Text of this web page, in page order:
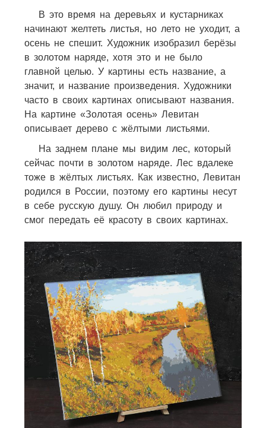
В это время на деревьях и кустарниках
начинают желтеть листья, но лето не уходит, а
осень не спешит. Художник изобразил берёзы
в золотом наряде, хотя это и не было
главной целью. У картины есть название, а
значит, и название произведения. Художники
часто в своих картинах описывают названия.
На картине «Золотая осень» Левитан
описывает дерево с жёлтыми листьями.
На заднем плане мы видим лес, который
сейчас почти в золотом наряде. Лес вдалеке
тоже в жёлтых листьях. Как известно, Левитан
родился в России, поэтому его картины несут
в себе русскую душу. Он любил природу и
смог передать её красоту в своих картинах.